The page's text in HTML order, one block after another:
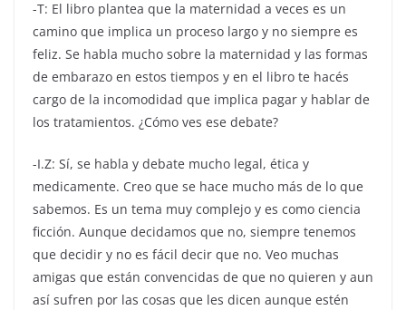
-T: El libro plantea que la maternidad a veces es un
camino que implica un proceso largo y no siempre es
feliz. Se habla mucho sobre la maternidad y las formas
de embarazo en estos tiempos y en el libro te hacés
cargo de la incomodidad que implica pagar y hablar de
los tratamientos. ¿Cómo ves ese debate?
-I.Z: Sí, se habla y debate mucho legal, ética y
medicamente. Creo que se hace mucho más de lo que
sabemos. Es un tema muy complejo y es como ciencia
ficción. Aunque decidamos que no, siempre tenemos
que decidir y no es fácil decir que no. Veo muchas
amigas que están convencidas de que no quieren y aun
así sufren por las cosas que les dicen aunque estén